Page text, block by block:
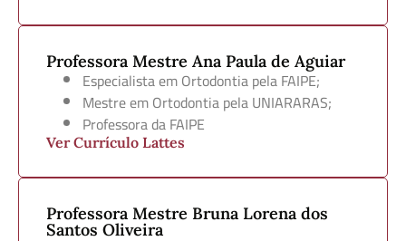
Professora Mestre Ana Paula de Aguiar
Especialista em Ortodontia pela FAIPE;
Mestre em Ortodontia pela UNIARARAS;
Professora da FAIPE
Ver Currículo Lattes
Professora Mestre Bruna Lorena dos
Santos Oliveira